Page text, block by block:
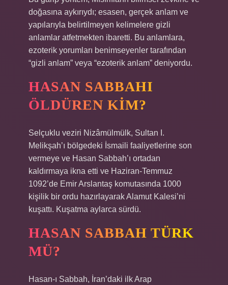
doğasına aykırıydı; esasen, gerçek anlam ve
yapılarıyla belirtilmeyen kelimelere gizli
anlamlar atfetmekten ibaretti. Bu anlamlara,
ezoterik yorumları benimseyenler tarafından
“gizli anlam” veya “ezoterik anlam” deniyordu.
HASAN SABBAHI
ÖLDÜREN KIM?
Selçuklu veziri Nizâmülmülk, Sultan I.
Melikşah’ı bölgedeki İsmaili faaliyetlerine son
vermeye ve Hasan Sabbah’ı ortadan
kaldırmaya ikna etti ve Haziran-Temmuz
1092’de Emir Arslantaş komutasında 1000
kişilik bir ordu hazırlayarak Alamut Kalesi’ni
kuşattı. Kuşatma aylarca sürdü.
HASAN SABBAH TÜRK
MÜ?
Hasan-ı Sabbah, İran’daki ilk Arap